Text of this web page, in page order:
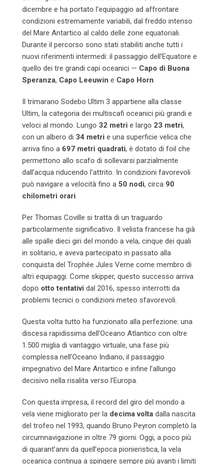
dicembre e ha portato l’equipaggio ad affrontare
condizioni estremamente variabili, dal freddo intenso
del Mare Antartico al caldo delle zone equatoriali.
Durante il percorso sono stati stabiliti anche tutti i
nuovi riferimenti intermedi: il passaggio dell’Equatore e
quello dei tre grandi capi oceanici — Capo di Buona
Speranza, Capo Leeuwin e Capo Horn.
Il trimarano Sodebo Ultim 3 appartiene alla classe
Ultim, la categoria dei multiscafi oceanici più grandi e
veloci al mondo. Lungo 32 metri e largo 23 metri,
con un albero di 34 metri e una superficie velica che
arriva fino a 697 metri quadrati, è dotato di foil che
permettono allo scafo di sollevarsi parzialmente
dall’acqua riducendo l’attrito. In condizioni favorevoli
può navigare a velocità fino a 50 nodi, circa 90
chilometri orari.
Per Thomas Coville si tratta di un traguardo
particolarmente significativo. Il velista francese ha già
alle spalle dieci giri del mondo a vela, cinque dei quali
in solitario, e aveva partecipato in passato alla
conquista del Trophée Jules Verne come membro di
altri equipaggi. Come skipper, questo successo arriva
dopo otto tentativi dal 2016, spesso interrotti da
problemi tecnici o condizioni meteo sfavorevoli.
Questa volta tutto ha funzionato alla perfezione: una
discesa rapidissima dell’Oceano Atlantico con oltre
1.500 miglia di vantaggio virtuale, una fase più
complessa nell’Oceano Indiano, il passaggio
impegnativo del Mare Antartico e infine l’allungo
decisivo nella risalita verso l’Europa.
Con questa impresa, il record del giro del mondo a
vela viene migliorato per la decima volta dalla nascita
del trofeo nel 1993, quando Bruno Peyron completò la
circumnavigazione in oltre 79 giorni. Oggi, a poco più
di quarant’anni da quell’epoca pionieristica, la vela
oceanica continua a spingere sempre più avanti i limiti